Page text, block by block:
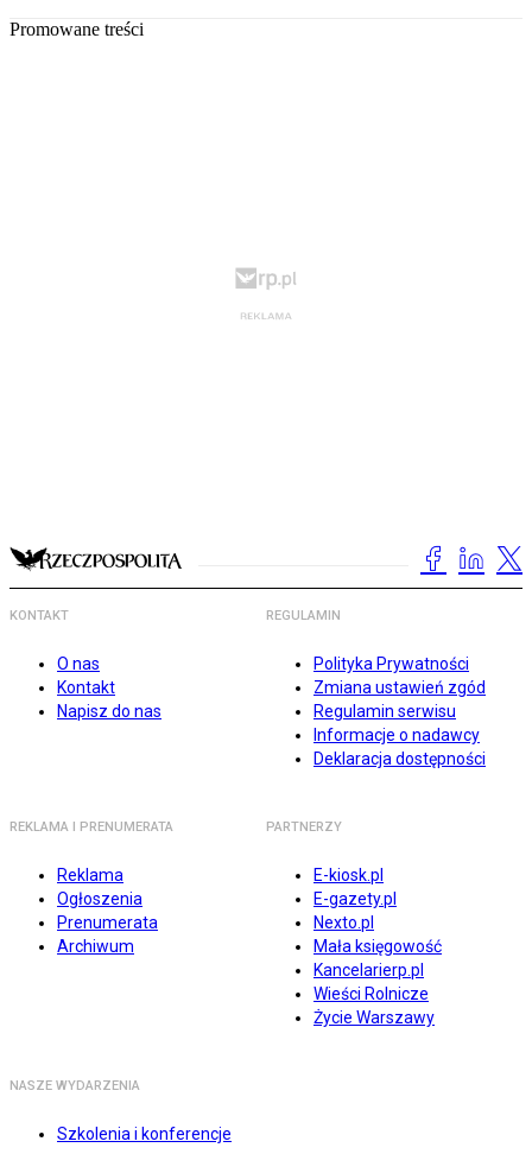
Promowane treści
KONTAKT
O nas
Kontakt
Napisz do nas
REGULAMIN
Polityka Prywatności
Zmiana ustawień zgód
Regulamin serwisu
Informacje o nadawcy
Deklaracja dostępności
REKLAMA I PRENUMERATA
Reklama
Ogłoszenia
Prenumerata
Archiwum
PARTNERZY
E-kiosk.pl
E-gazety.pl
Nexto.pl
Mała księgowość
Kancelarierp.pl
Wieści Rolnicze
Życie Warszawy
NASZE WYDARZENIA
Szkolenia i konferencje